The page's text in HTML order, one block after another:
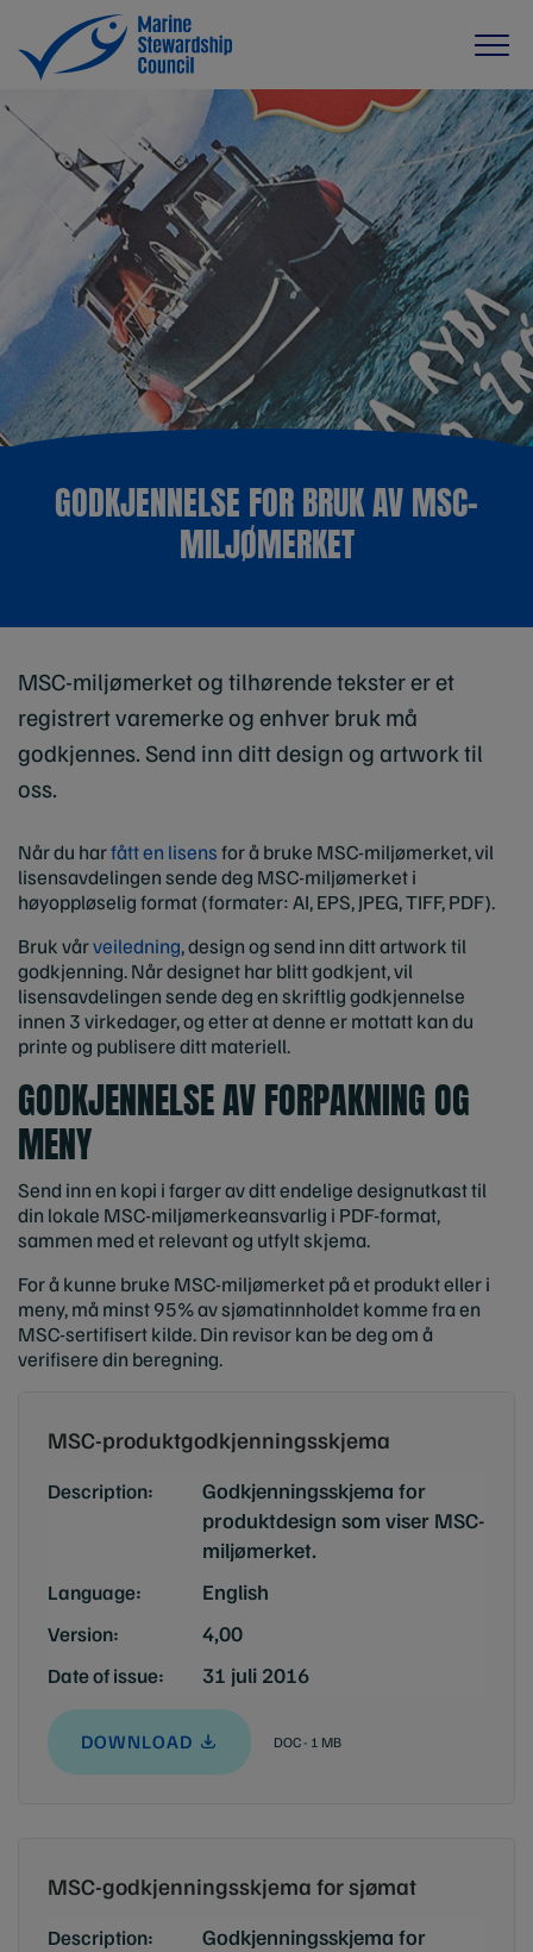
GODKJENNELSE FOR BRUK AV MSC-
MILJØMERKET
MSC-miljømerket og tilhørende tekster er et
registrert varemerke og enhver bruk må
godkjennes. Send inn ditt design og artwork til
oss.
Når du harfått en lisensfor å bruke MSC-miljømerket, vil
lisensavdelingen sende deg MSC-miljømerket i
høyoppløselig format (formater: AI, EPS, JPEG, TIFF, PDF).
Bruk vårveiledning, design og send inn ditt artwork til
godkjenning. Når designet har blitt godkjent, vil
lisensavdelingen sende deg en skriftlig godkjennelse
innen 3 virkedager, og etter at denne er mottatt kan du
printe og publisere ditt materiell.
GODKJENNELSE AV FORPAKNING OG
MENY
Send inn en kopi i farger av ditt endelige designutkast til
din lokale MSC-miljømerkeansvarlig i PDF-format,
sammen med et relevant og utfylt skjema.
For å kunne bruke MSC-miljømerket på et produkt eller i
meny, må minst 95% av sjømatinnholdet komme fra en
MSC-sertifisert kilde. Din revisor kan be deg om å
verifisere din beregning.
MSC-produktgodkjenningsskjema
Description:
Godkjenningsskjema for
produktdesign som viser MSC-
miljømerket.
Language: English
Version: 4,00
Date of issue: 31 juli 2016
DOWNLOAD DOC - 1 MB
MSC-godkjenningsskjema for sjømat
Description:
Godkjenningsskjema for